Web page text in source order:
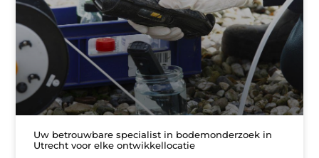
Uw betrouwbare specialist in bodemonderzoek in
Utrecht voor elke ontwikkellocatie